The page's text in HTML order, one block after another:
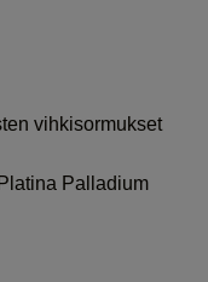
vihkisormukset
Platina Palladium